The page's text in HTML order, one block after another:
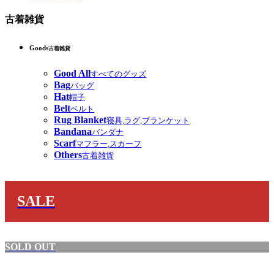
古着雑貨
Goods古着雑貨
Good Allすべてのグッズ
Bagバッグ
Hat帽子
Beltベルト
Rug Blanket寝具,ラグ,ブランケット
Bandanaバンダナ
Scarfマフラー,スカーフ
Others古着雑貨
SALE
SOLD OUT